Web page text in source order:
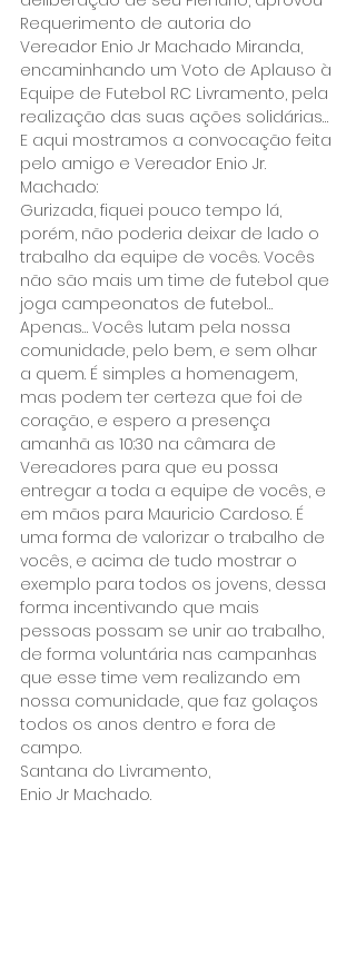
Requerimento de autoria do
Vereador Enio Jr Machado Miranda,
encaminhando um Voto de Aplauso à
Equipe de Futebol RC Livramento, pela
realização das suas ações solidárias…
E aqui mostramos a convocação feita
pelo amigo e Vereador Enio Jr.
Machado:
Gurizada, fiquei pouco tempo lá,
porém, não poderia deixar de lado o
trabalho da equipe de vocês. Vocês
não são mais um time de futebol que
joga campeonatos de futebol…
Apenas… Vocês lutam pela nossa
comunidade, pelo bem, e sem olhar
a quem. É simples a homenagem,
mas podem ter certeza que foi de
coração, e espero a presença
amanhã as 10:30 na câmara de
Vereadores para que eu possa
entregar a toda a equipe de vocês, e
em mãos para Mauricio Cardoso. É
uma forma de valorizar o trabalho de
vocês, e acima de tudo mostrar o
exemplo para todos os jovens, dessa
forma incentivando que mais
pessoas possam se unir ao trabalho,
de forma voluntária nas campanhas
que esse time vem realizando em
nossa comunidade, que faz golaços
todos os anos dentro e fora de
campo.
Santana do Livramento,
Enio Jr Machado.